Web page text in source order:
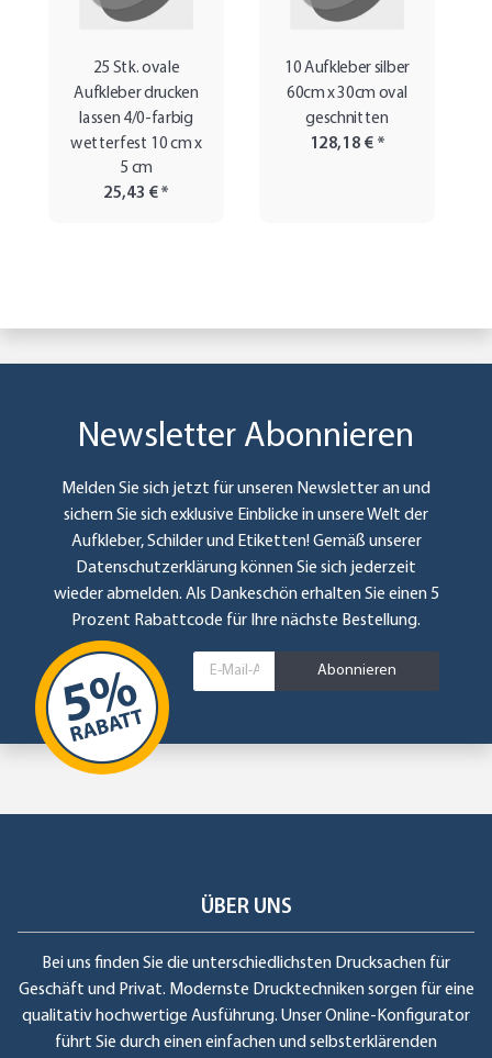
25 Stk. ovale
Aufkleber drucken
lassen 4/0-farbig
wetterfest 10 cm x
5 cm
25,43 €*
10 Aufkleber silber
60cm x 30cm oval
geschnitten
128,18 € *
Newsletter Abonnieren
Melden Sie sich jetzt für unseren Newsletter an und
sichern Sie sich exklusive Einblicke in unsere Welt der
Aufkleber, Schilder und Etiketten! Gemäß unserer
Datenschutzerklärung können Sie sich jederzeit
wieder abmelden. Als Dankeschön erhalten Sie einen 5
Prozent Rabattcode für Ihre nächste Bestellung.
Abonnieren
ÜBER UNS
Bei uns finden Sie die unterschiedlichsten Drucksachen für
Geschäft und Privat. Modernste Drucktechniken sorgen für eine
qualitativ hochwertige Ausführung. Unser Online-Konfigurator
führt Sie durch einen einfachen und selbsterklärenden